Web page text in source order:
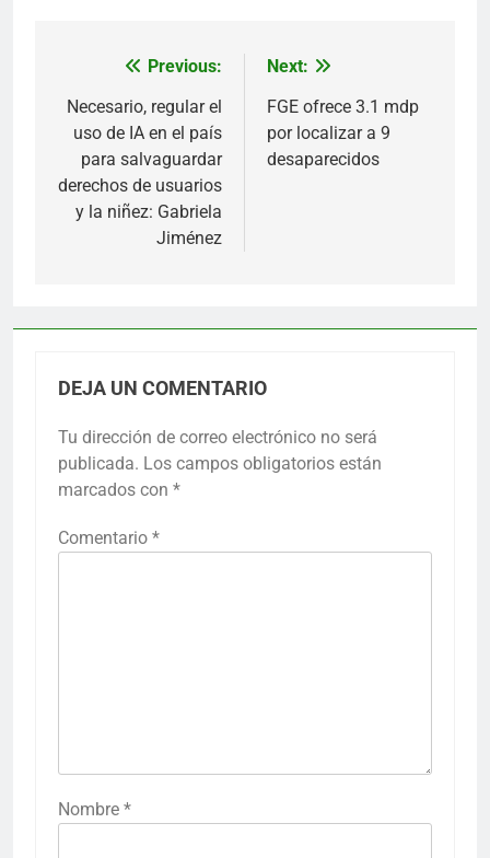
Navegación
de
entradas
Previous:
Necesario, regular el
uso de IA en el país
para salvaguardar
derechos de usuarios
y la niñez: Gabriela
Jiménez
Next:
FGE ofrece 3.1 mdp
por localizar a 9
desaparecidos
DEJA UN COMENTARIO
Tu dirección de correo electrónico no será
publicada. Los campos obligatorios están
marcados con *
Comentario *
Nombre *